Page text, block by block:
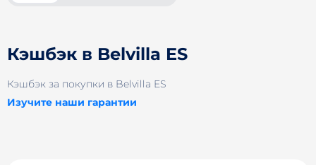
Кэшбэк в Belvilla ES
Кэшбэк за покупки в Belvilla ES
Изучите наши гарантии